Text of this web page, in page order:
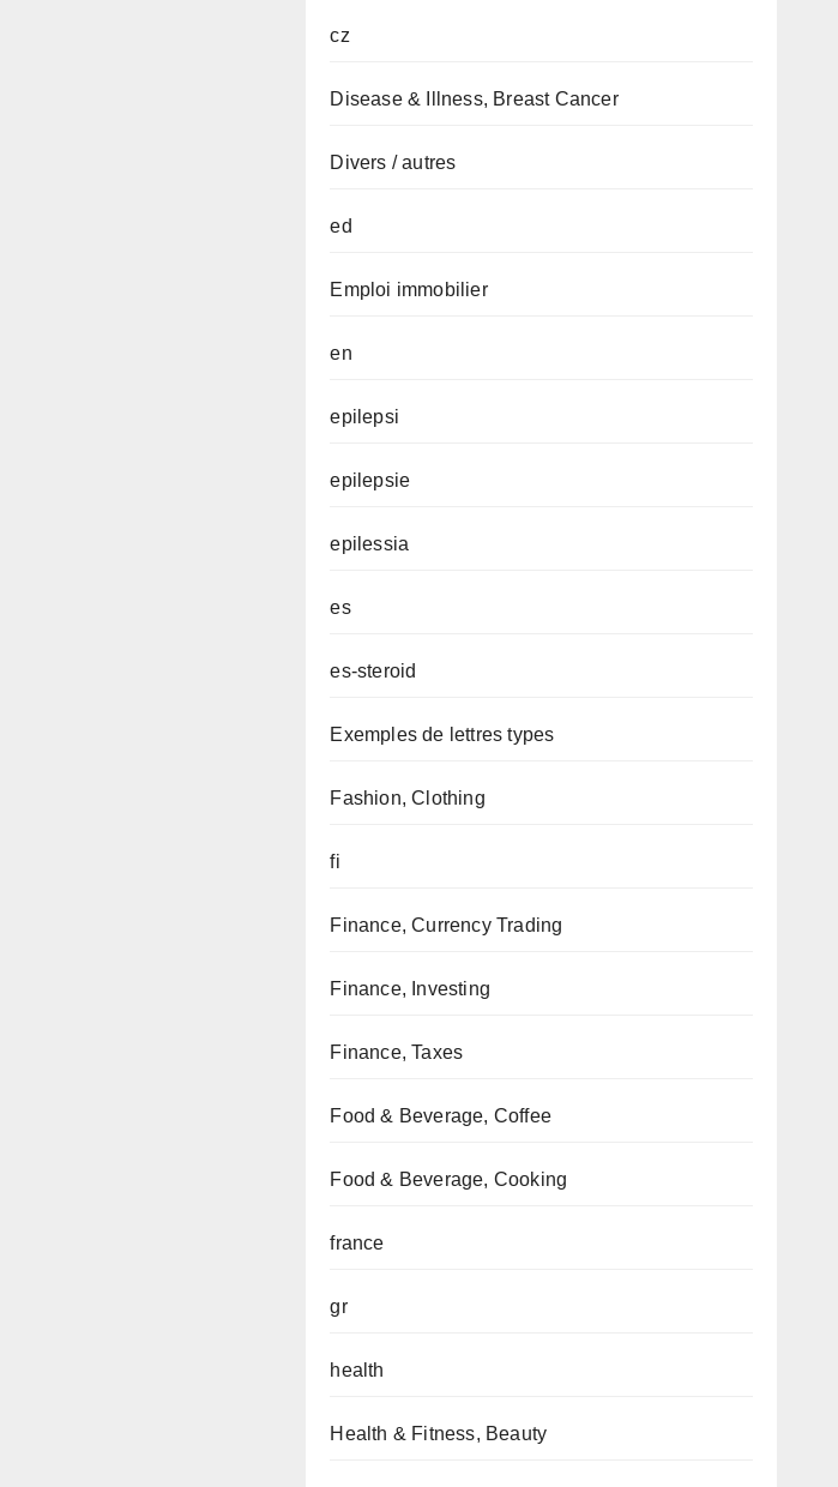
cz
Disease & Illness, Breast Cancer
Divers / autres
ed
Emploi immobilier
en
epilepsi
epilepsie
epilessia
es
es-steroid
Exemples de lettres types
Fashion, Clothing
fi
Finance, Currency Trading
Finance, Investing
Finance, Taxes
Food & Beverage, Coffee
Food & Beverage, Cooking
france
gr
health
Health & Fitness, Beauty